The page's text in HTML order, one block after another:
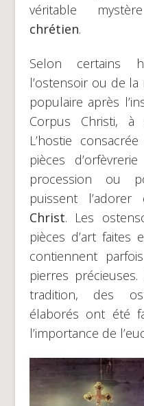
véritable
chrétien.
Selon certains
l’ostensoir ou de
populaire après
Corpus Christi,
L’hostie
pièces
procession ou
puissent l’adorer
Christ. Les
pièces d’art
contiennent
pierres
tradition, des
élaborés ont été
l’importance de